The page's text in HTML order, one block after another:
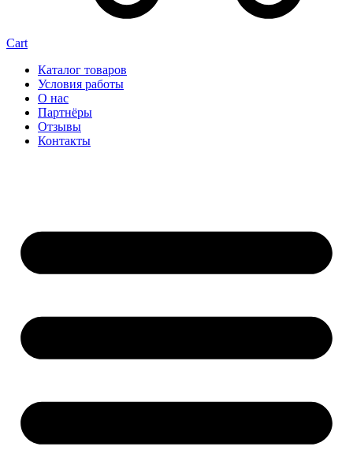
Cart
Каталог товаров
Условия работы
О нас
Партнёры
Отзывы
Контакты